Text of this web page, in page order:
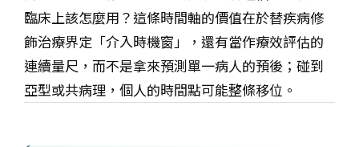
臨床上該怎麼用？這條時間軸的價值在於替疾病修
飾治療界定「介入時機窗」，還有當作療效評估的
連續量尺，而不是拿來預測單一病人的預後；碰到
亞型或共病理，個人的時間點可能整條移位。